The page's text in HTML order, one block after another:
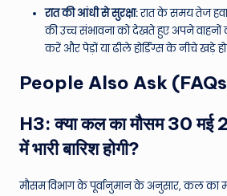
रात की आंधी से सुरक्षा:रात के समय तेज
की उच्च संभावना को देखते हुए अपने वाहनों
करें और पेड़ों या ढीले होर्डिंग्स के नीचे खड़े
People Also Ask
H3: क्या कल का मौसम 30 मई
में भारी बारिश होगी?
मौसम विभाग के पूर्वानुमान के अनुसार, कल का